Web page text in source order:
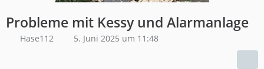
Probleme mit Kessy und Alarmanlage
Hase112 5. Juni 2025 um 11:48